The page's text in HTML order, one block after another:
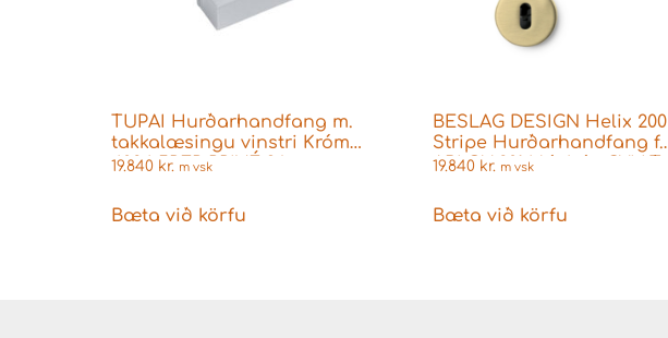
TUPAI Hurðarhandfang m.
takkalæsingu vinstri Króm
4084 5REP PRIVÉ 96
19.840 kr. m vsk
Bæta við körfu
BESLAG DESIGN Helix 200
Stripe Hurðarhandfang f.
ABLOY 2014 láshús GYLLT
19.840 kr. m vsk
Bæta við körfu